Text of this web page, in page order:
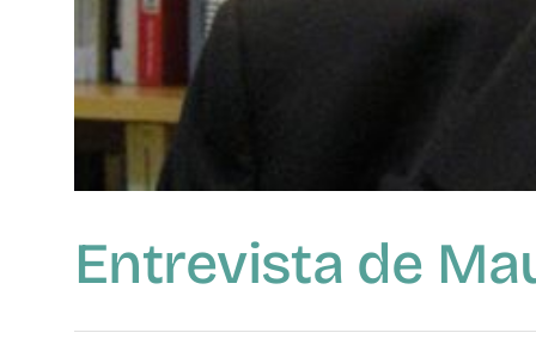
Entrevista de